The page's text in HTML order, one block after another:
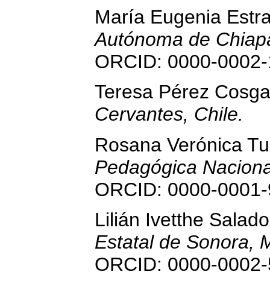
María Eugenia
Autónoma de
ORCID: 0000-
Teresa Pérez
Cervantes, Chile.
Rosana Verónica
Pedagógica
ORCID: 0000-
Lilián Ivetthe
Estatal de Sonora,
ORCID: 0000-